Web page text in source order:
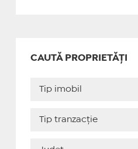
CAUTĂ PROPRIETĂȚI